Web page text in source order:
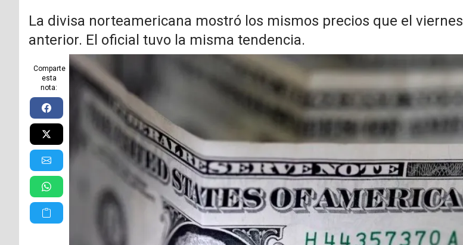
La divisa norteamericana mostró los mismos precios que el viernes
anterior. El oficial tuvo la misma tendencia.
Comparte
esta
nota: